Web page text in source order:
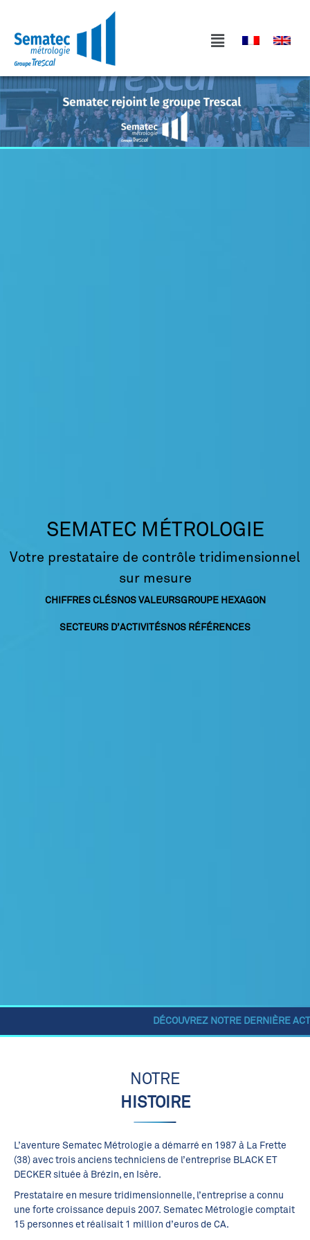
SEMATEC MÉTROLOGIE
Votre prestataire de contrôle tridimensionnel
sur mesure
CHIFFRES CLÉSNOS VALEURSGROUPE HEXAGON
SECTEURS D’ACTIVITÉS NOS RÉFÉRENCES
DÉCOUVREZ NOTRE DERNIÈRE
NOTRE
HISTOIRE
L’aventure Sematec Métrologie a démarré en 1987 à La Frette
(38) avec trois anciens techniciens de l’entreprise BLACK ET
DECKER située à Brézin, en Isère.
Prestataire en mesure tridimensionnelle, l’entreprise a connu
une forte croissance depuis 2007. Sematec Métrologie comptait
15 personnes et réalisait 1 million d’euros de CA.